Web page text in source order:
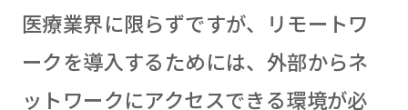
医療業界に限らずですが、リモートワ
ークを導入するためには、外部からネ
ットワークにアクセスできる環境が必